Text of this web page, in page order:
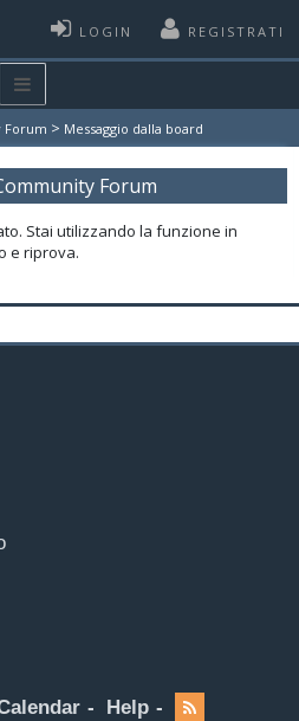
LOGIN REGISTRATI
Forum > Messaggio dalla board
Forum
Stai utilizzando la funzione in
e riprova.
Help